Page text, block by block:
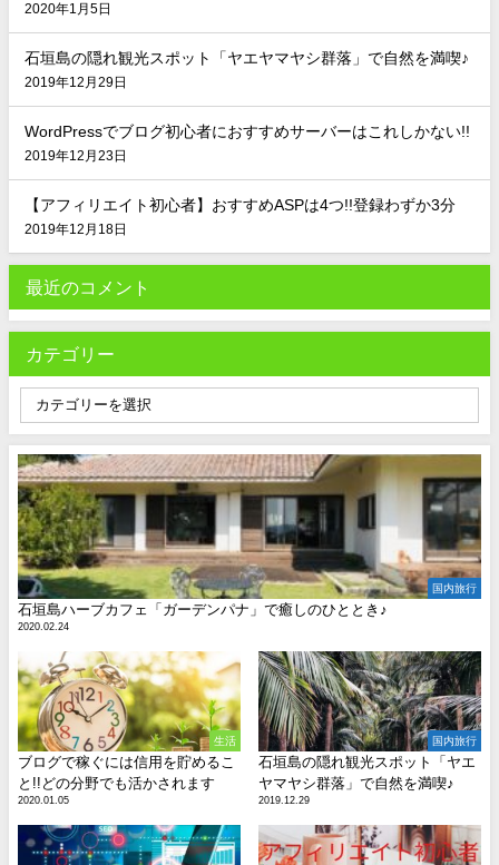
2020年1月5日
石垣島の隠れ観光スポット「ヤエヤマヤシ群落」で自然を満喫♪
2019年12月29日
WordPressでブログ初心者におすすめサーバーはこれしかない!!
2019年12月23日
【アフィリエイト初心者】おすすめASPは4つ!!登録わずか3分
2019年12月18日
最近のコメント
カテゴリー
国内旅行
石垣島ハーブカフェ「ガーデンパナ」で癒しのひととき♪
2020.02.24
生活
ブログで稼ぐには信用を貯めるこ
と!!どの分野でも活かされます
2020.01.05
国内旅行
石垣島の隠れ観光スポット「ヤエ
ヤマヤシ群落」で自然を満喫♪
2019.12.29